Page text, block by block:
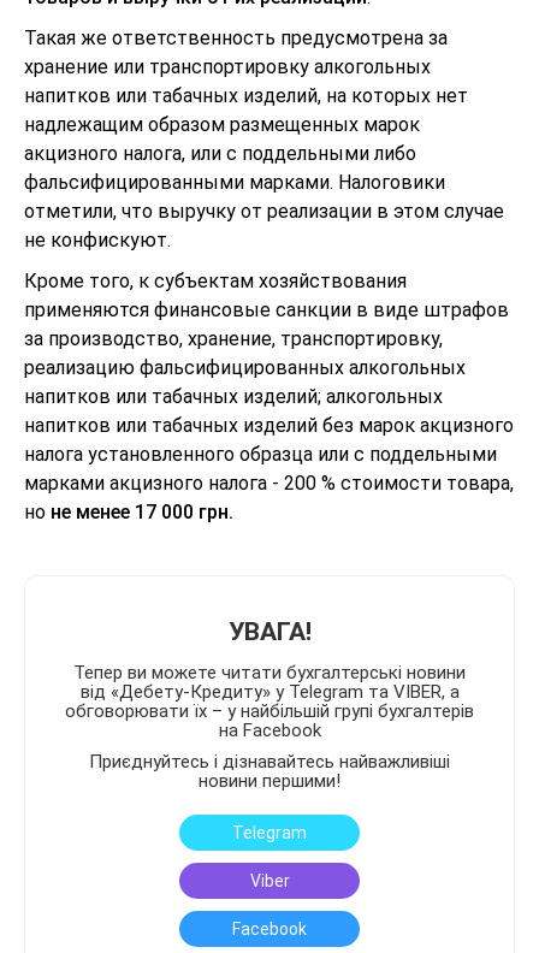
Такая же ответственность предусмотрена за
хранение или транспортировку алкогольных
напитков или табачных изделий, на которых нет
надлежащим образом размещенных марок
акцизного налога, или с поддельными либо
фальсифицированными марками. Налоговики
отметили, что выручку от реализации в этом случае
не конфискуют.
Кроме того, к субъектам хозяйствования
применяются финансовые санкции в виде штрафов
за производство, хранение, транспортировку,
реализацию фальсифицированных алкогольных
напитков или табачных изделий; алкогольных
напитков или табачных изделий без марок акцизного
налога установленного образца или с поддельными
марками акцизного налога - 200 % стоимости товара,
но не менее 17 000 грн.
УВАГА!
Тепер ви можете читати бухгалтерські новини
від «Дебету-Кредиту» у Telegram та VIBER, а
обговорювати їх – у найбільшій групі бухгалтерів
на Facebook
Приєднуйтесь і дізнавайтесь найважливіші
новини першими!
Telegram
Viber
Facebook